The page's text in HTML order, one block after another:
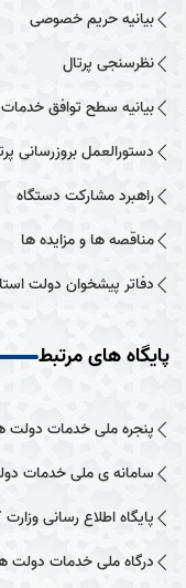
بیانیه حریم خصوصی
نظرسنجی پرتال
بیانیه سطح توافق خدمات
دستورالعمل بروزرسانی
راهبرد مشارکت دستگاه
مناقصه ها و مزایده ها
دفاتر پیشخوان دولت
پایگاه های مرتبط
پنجره ملی خدمات دولت
سامانه ی ملی خدمات
پایگاه اطلاع رسانی
درگاه ملی خدمات دولت